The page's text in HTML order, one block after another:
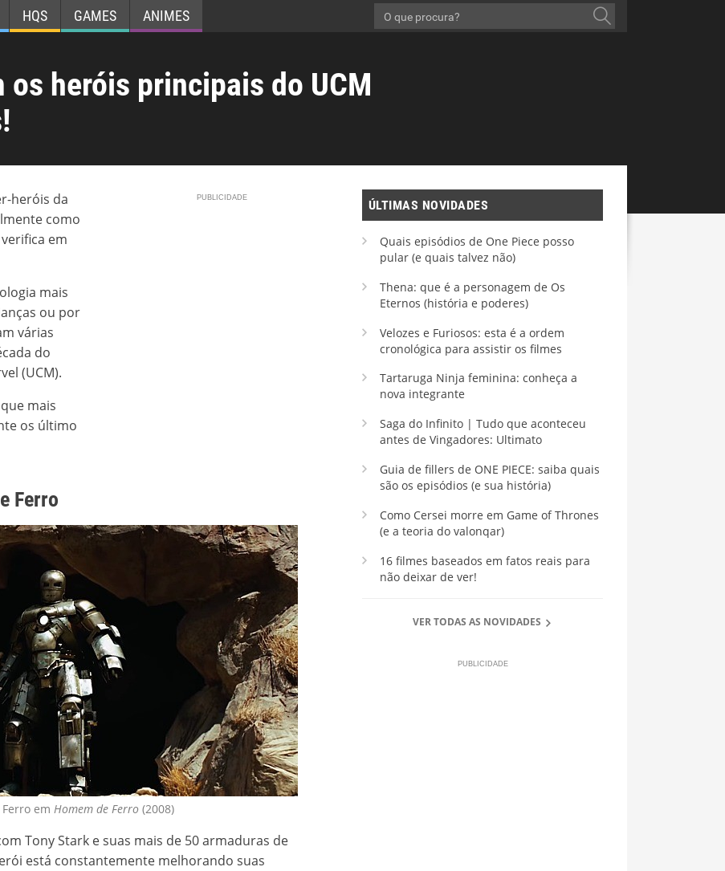
HQS GAMES ANIMES
os heróis principais do UCM
heróis da
como
em
mais
ou por
várias
do
(UCM).
mais
os último
Ferro
em Homem de Ferro (2008)
Tony Stark e suas mais de 50 armaduras de
está constantemente melhorando suas
ÚLTIMAS NOVIDADES
Quais episódios de One Piece posso
pular (e quais talvez não)
Thena: que é a personagem de Os
Eternos (história e poderes)
Velozes e Furiosos: esta é a ordem
cronológica para assistir os filmes
Tartaruga Ninja feminina: conheça a
nova integrante
Saga do Infinito | Tudo que aconteceu
antes de Vingadores: Ultimato
Guia de fillers de ONE PIECE: saiba quais
são os episódios (e sua história)
Como Cersei morre em Game of Thrones
(e a teoria do valonqar)
16 filmes baseados em fatos reais para
não deixar de ver!
VER TODAS AS NOVIDADES